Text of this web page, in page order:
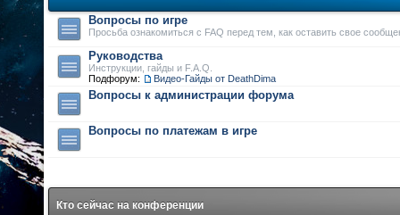
Вопросы по игре
Просьба ознакомиться с FAQ перед тем, как оставить свое
Руководства
Инструкции, гайды и F.A.Q.
Подфорум:
Видео-Гайды от DeathDima
Вопросы к администрации форума
Вопросы по платежам в игре
Кто сейчас на конференции